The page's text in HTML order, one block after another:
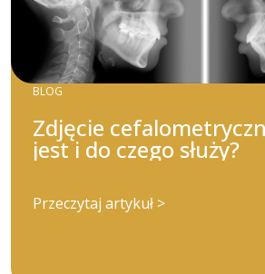
BLOG
Zdjęcie
jest i do czego służy?
Przeczytaj artykuł >